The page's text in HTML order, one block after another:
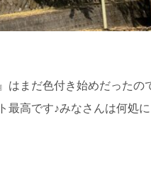
はまだ色付き始めだったの
最高です♪みなさんは何処